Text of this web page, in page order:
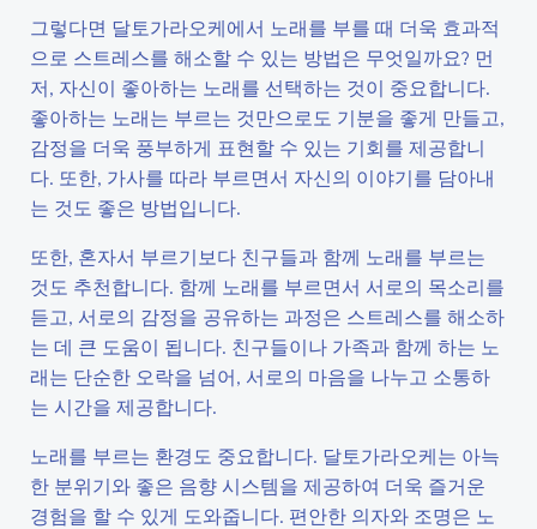
그렇다면 달토가라오케에서 노래를 부를 때 더욱 효과적
으로 스트레스를 해소할 수 있는 방법은 무엇일까요? 먼
저, 자신이 좋아하는 노래를 선택하는 것이 중요합니다.
좋아하는 노래는 부르는 것만으로도 기분을 좋게 만들고,
감정을 더욱 풍부하게 표현할 수 있는 기회를 제공합니
다. 또한, 가사를 따라 부르면서 자신의 이야기를 담아내
는 것도 좋은 방법입니다.
또한, 혼자서 부르기보다 친구들과 함께 노래를 부르는
것도 추천합니다. 함께 노래를 부르면서 서로의 목소리를
듣고, 서로의 감정을 공유하는 과정은 스트레스를 해소하
는 데 큰 도움이 됩니다. 친구들이나 가족과 함께 하는 노
래는 단순한 오락을 넘어, 서로의 마음을 나누고 소통하
는 시간을 제공합니다.
노래를 부르는 환경도 중요합니다. 달토가라오케는 아늑
한 분위기와 좋은 음향 시스템을 제공하여 더욱 즐거운
경험을 할 수 있게 도와줍니다. 편안한 의자와 조명은 노